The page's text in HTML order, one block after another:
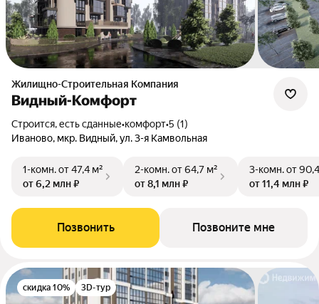
Жилищно-Строительная Компания
Видный-Комфорт
Строится, есть сданные•комфорт•5 (1)
Иваново, мкр. Видный, ул. 3-я Камвольная
1-комн.от 47,4 м²
от 6,2 млн ₽
2-комн.от 64,7 м²
от 8,1 млн ₽
3-комн.от
от 11,4 млн ₽
Позвонить Позвоните мне
скидка 10% 3D-тур